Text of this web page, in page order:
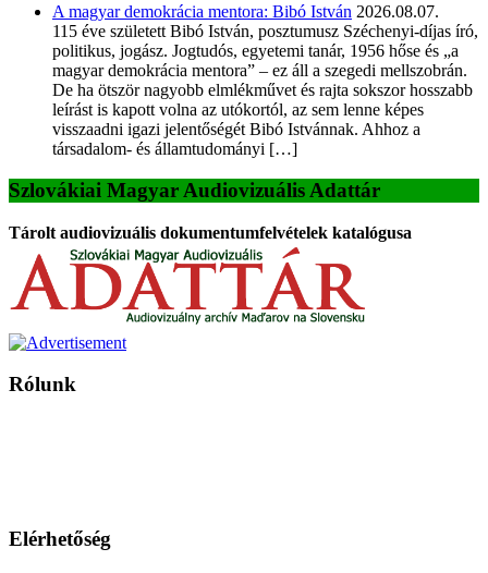
A magyar demokrácia mentora: Bibó István 2026.08.07.
115 éve született Bibó István, posztumusz Széchenyi-díjas író,
politikus, jogász. Jogtudós, egyetemi tanár, 1956 hőse és „a
magyar demokrácia mentora” – ez áll a szegedi mellszobrán.
De ha ötször nagyobb elmlékművet és rajta sokszor hosszabb
leírást is kapott volna az utókortól, az sem lenne képes
visszaadni igazi jelentőségét Bibó Istvánnak. Ahhoz a
társadalom- és államtudományi […]
Szlovákiai Magyar Audiovizuális Adattár
Tárolt audiovizuális dokumentumfelvételek katalógusa
Rólunk
Elérhetőség